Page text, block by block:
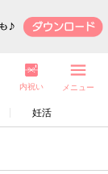
妊活
内祝い メニュー